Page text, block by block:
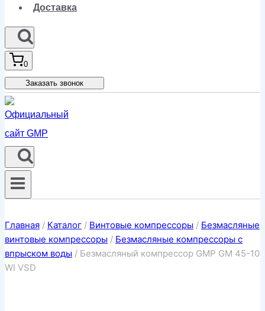
Доставка
0
Заказать звонок
Главная / Каталог / Винтовые компрессоры / Безмасляные
винтовые компрессоры / Безмасляные компрессоры с
впрыском воды / Безмасляный компрессор GMP GM 45-10
WI VSD